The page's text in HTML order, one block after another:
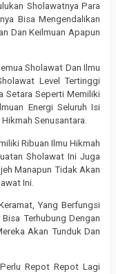
Sholawatnya Para
Bisa Mengendalikan
Dan Keilmuan Apapun
Sholawat Dan Ilmu
Level Tertinggi
Setara Seperti Memiliki
Energi Seluruh Isi
Senusantara.
Ribuan Ilmu Hikmah
Sholawat Ini Juga
Manapun Tidak Akan
Ini.
Yang Berfungsi
Terhubung Dengan
Akan Tunduk Dan
Repot Repot Lagi